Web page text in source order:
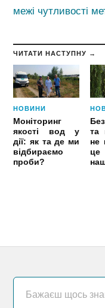
межі чутливості
ЧИТАТИ НАСТУПНУ →
НОВИНИ
Моніторинг
якості вод у
дії: як та де ми
відбираємо
проби?
та
не
це